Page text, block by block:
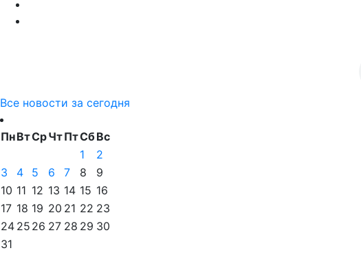
Все новости за сегодня
ПнВтСрЧтПтСбВс
1
2
3
4 5 6 7 8
9
10 11 12 13 14 15 16
17 18 19 20 21 22 23
24 25 26 27 28 29 30
31